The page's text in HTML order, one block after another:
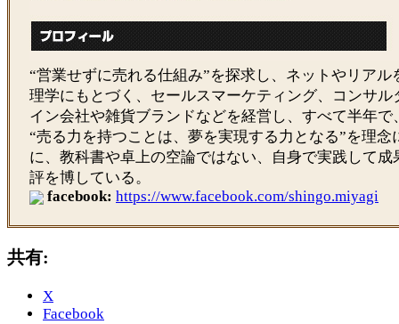
“営業せずに売れる仕組み”を探求し、ネットやリア
理学にもとづく、セールスマーケティング、コンサ
イン会社や雑貨ブランドなどを経営し、すべて半年
“売る力を持つことは、夢を実現する力となる”を理
に、教科書や卓上の空論ではない、自身で実践して
評を博している。
facebook: https://www.facebook.com/shingo.miyagi
共有:
X
Facebook